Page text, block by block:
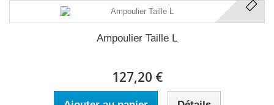
Ampoulier Taille L
127,20 €